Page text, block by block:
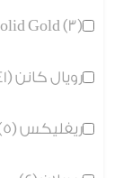
Gold (3)
رويال كانن (41)
ريفليكس (5)